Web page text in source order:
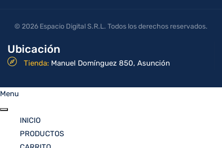
Ubicación
Tienda: Manuel Domínguez 850, Asunción
© 2026 Espacio Digital S.R.L. Todos los derechos reservados.
Menu
INICIO
PRODUCTOS